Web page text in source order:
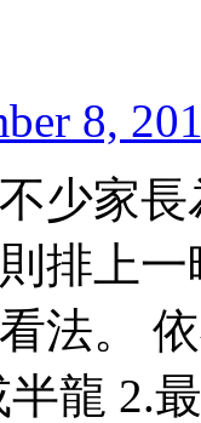
8,
少家
排上
法。
龍 2.